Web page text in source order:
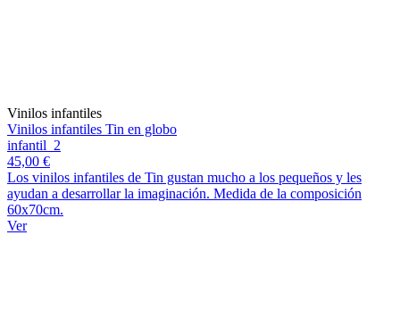
Vinilos infantiles
Vinilos infantiles Tin en globo
infantil_2
45,00 €
Los vinilos infantiles de Tin gustan mucho a los pequeños y les
ayudan a desarrollar la imaginación. Medida de la composición
60x70cm.
Ver